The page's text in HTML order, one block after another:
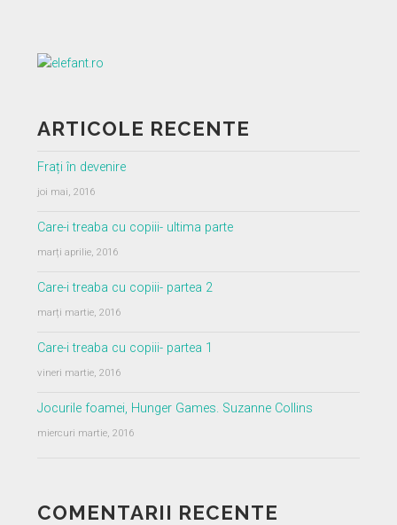
ARTICOLE RECENTE
Frați în devenire
joi mai, 2016
Care-i treaba cu copiii- ultima parte
marți aprilie, 2016
Care-i treaba cu copiii- partea 2
marți martie, 2016
Care-i treaba cu copiii- partea 1
vineri martie, 2016
Jocurile foamei, Hunger Games. Suzanne Collins
miercuri martie, 2016
COMENTARII RECENTE